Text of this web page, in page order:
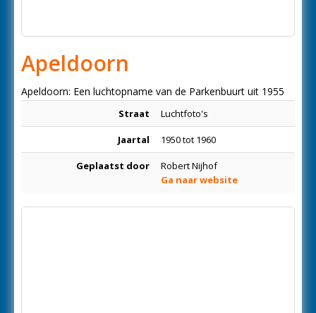
Apeldoorn
Apeldoorn: Een luchtopname van de Parkenbuurt uit 1955
Straat Luchtfoto's
Jaartal 1950 tot 1960
Geplaatst door
Robert Nijhof
Ga naar website